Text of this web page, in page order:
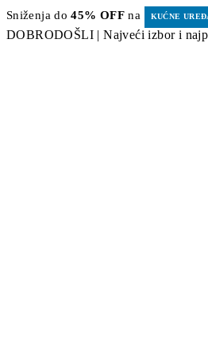
Sniženja do45% OFF na KUĆNE
DOBRODOŠLI | Najveći izbor i